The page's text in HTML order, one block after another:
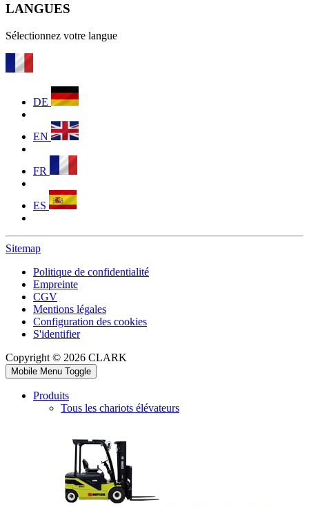
LANGUES
Sélectionnez votre langue
DE
EN
FR
ES
Sitemap
Politique de confidentialité
Empreinte
CGV
Mentions légales
Configuration des cookies
S'identifier
Copyright © 2026 CLARK
Mobile Menu Toggle
Produits
Tous les chariots élévateurs